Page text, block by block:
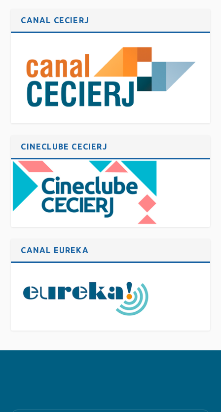
CANAL CECIERJ
CINECLUBE CECIERJ
CANAL EUREKA